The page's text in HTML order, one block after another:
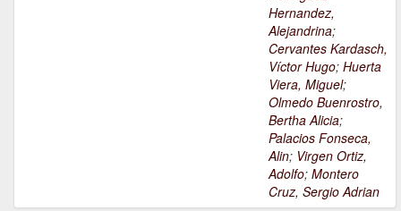
Hernandez,
Alejandrina;
Cervantes Kardasch,
Víctor Hugo; Huerta
Viera, Miguel;
Olmedo Buenrostro,
Bertha Alicia;
Palacios Fonseca,
Alin; Virgen Ortiz,
Adolfo; Montero
Cruz, Sergio Adrian